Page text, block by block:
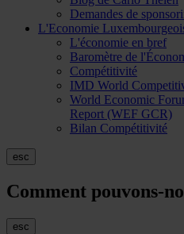
Demandes de
L'Economie
L'économie en bref
Baromètre de
Compétitivité
IMD World
World Economic
Report (WEF GCR)
Bilan Compétitivité
esc
Comment pouvons-
esc